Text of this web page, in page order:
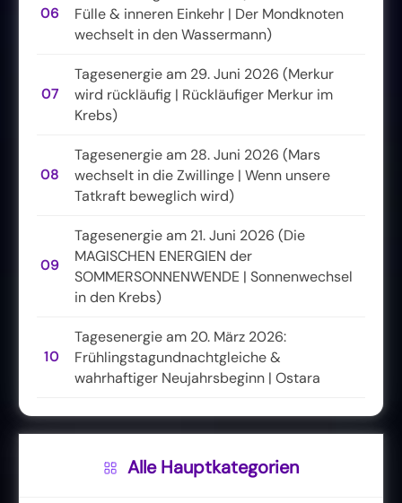
06
Fülle & inneren Einkehr | Der Mondknoten
wechselt in den Wassermann)
07
Tagesenergie am 29. Juni 2026 (Merkur
wird rückläufig | Rückläufiger Merkur im
Krebs)
08
Tagesenergie am 28. Juni 2026 (Mars
wechselt in die Zwillinge | Wenn unsere
Tatkraft beweglich wird)
09
Tagesenergie am 21. Juni 2026 (Die
MAGISCHEN ENERGIEN der
SOMMERSONNENWENDE | Sonnenwechsel
in den Krebs)
10
Tagesenergie am 20. März 2026:
Frühlingstagundnachtgleiche &
wahrhaftiger Neujahrsbeginn | Ostara
Alle Hauptkategorien